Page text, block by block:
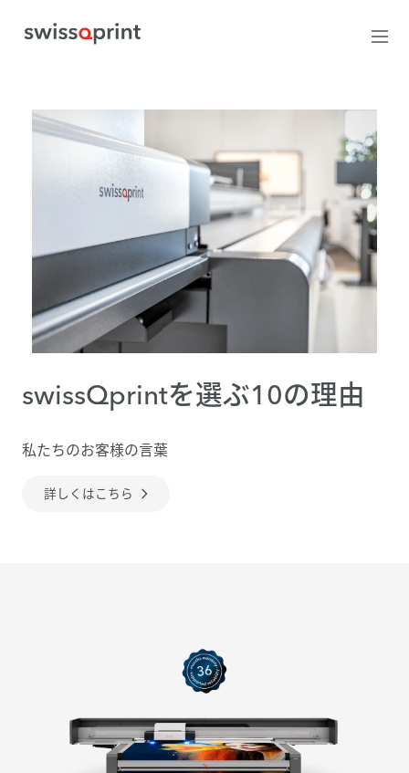
swissQprintを選ぶ10の理由
私たちのお客様の言葉
詳しくはこちら